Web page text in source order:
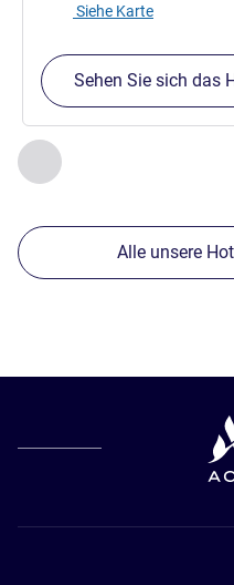
Zurück - Unsere
Seite , Unsere
Siehe Karte
Sehen Sie sich das
Alle unsere